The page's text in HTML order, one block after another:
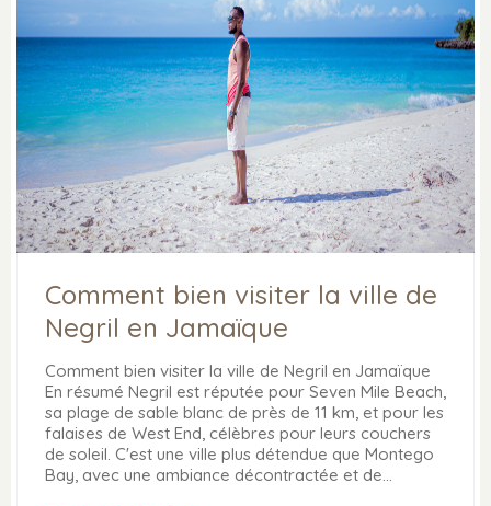
Comment bien visiter la ville de
Negril en Jamaïque
Comment bien visiter la ville de Negril en Jamaïque
En résumé Negril est réputée pour Seven Mile Beach,
sa plage de sable blanc de près de 11 km, et pour les
falaises de West End, célèbres pour leurs couchers
de soleil. C'est une ville plus détendue que Montego
Bay, avec une ambiance décontractée et de…